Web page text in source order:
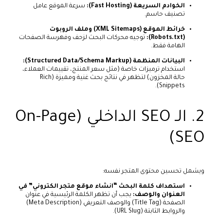
الخوادم السريعة (Fast Hosting):
سرعة الموقع عامل
تصنيف حاسم.
خرائط الموقع (XML Sitemaps) وملف الروبوت
(Robots.txt):
توجيه محركات البحث لزحف وفهرسة الصفحات
الهامة فقط.
البيانات المنظمة (Structured Data/Schema Markup):
استخدام ترميزات خاصة (مثل سعر المنتج، تقييمات العملاء،
حالة المخزون) لتظهر في نتائج بحث غنية ومميزة (Rich
Snippets).
2. الـ SEO الداخلي (On-Page
SEO)
ويشمل تحسين محتوى المتجر نفسه:
استهداف كلمة البحث “انشاء موقع متجر الكتروني” في
العنوان والوصف: يجب أن تظهر الكلمة الرئيسية في عنوان
الصفحة (Title Tag) والوصف التعريفي (Meta Description)
والروابط الثابتة (URL Slug).